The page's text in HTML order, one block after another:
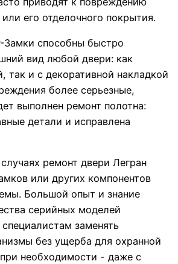
его отделочного покрытия.
способны быстро
вид любой двери: как
так и с декоративной накладкой
более серьезные,
выполнен ремонт полотна:
детали и исправлена
ремонт двери Легран
или других компонентов
Большой опыт и знание
серийных моделей
заменять
без ущерба для охранной
необходимости - даже с